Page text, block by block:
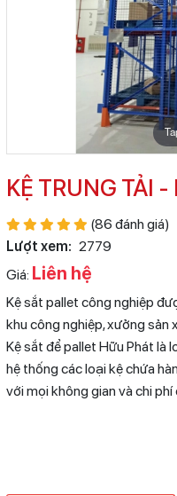
KỆ TRUNG TẢI
(86 đánh giá)
Lượt xem: 2779
Giá: Liên hệ
Kệ sắt pallet công nghiệp
khu công nghiệp, xưởng sản
Kệ sắt để pallet Hữu Phát là
hệ thống các loại kệ chứa
với mọi không gian và chi phí